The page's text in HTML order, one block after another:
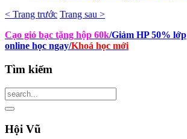
< Trang trước Trang sau >
Cạo gió bạc tặng hộp 60k/Giảm HP 50% lớp
online học ngay/Khoá học mới
Tìm kiếm
Hội Vũ